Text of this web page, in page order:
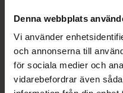
Denna webbplats
Vi använder
och annonserna till
för sociala medier och
vidarebefordrar även
Beskrivning
Läs alltid